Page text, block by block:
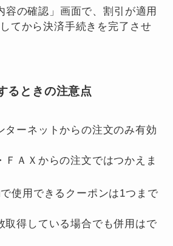
容の確認」画面で、割引が適用
てから決済手続きを完了させ
るときの注意点
ターネットからの注文のみ有効
ＦＡＸからの注文ではつかえま
使用できるクーポンは1つまで
取得している場合でも併用はで